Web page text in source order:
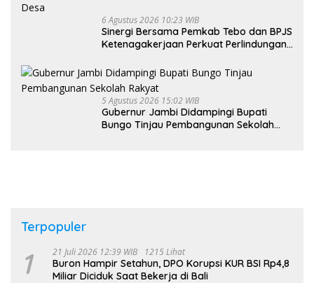
6 Agustus 2026 10:23 WIB
Sinergi Bersama Pemkab Tebo dan BPJS
Ketenagakerjaan Perkuat Perlindungan
5 Agustus 2026 15:02 WIB
Gubernur Jambi Didampingi Bupati
Bungo Tinjau Pembangunan Sekolah
Terpopuler
1 21 Juli 2026 12:39 WIB 1215 Lihat
Buron Hampir Setahun, DPO Korupsi KUR BSI Rp4,8
Miliar Diciduk Saat Bekerja di Bali